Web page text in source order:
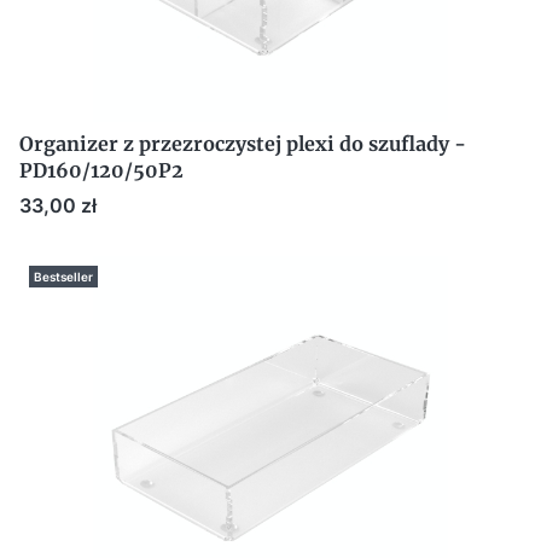
Organizer z przezroczystej plexi do szuflady -
PD160/120/50P2
Cena
33,00 zł
Bestseller